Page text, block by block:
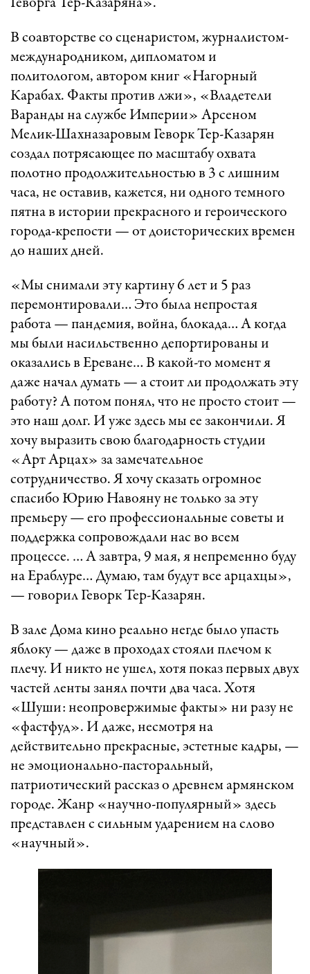
Геворга Тер-Казаряна».
В соавторстве со сценаристом, журналистом-
международником, дипломатом и
политологом, автором книг «Нагорный
Карабах. Факты против лжи», «Владетели
Варанды на службе Империи» Арсеном
Мелик-Шахназаровым Геворк Тер-Казарян
создал потрясающее по масштабу охвата
полотно продолжительностью в 3 с лишним
часа, не оставив, кажется, ни одного темного
пятна в истории прекрасного и героического
города-крепости — от доисторических времен
до наших дней.
«Мы снимали эту картину 6 лет и 5 раз
перемонтировали… Это была непростая
работа — пандемия, война, блокада… А когда
мы были насильственно депортированы и
оказались в Ереване… В какой-то момент я
даже начал думать — а стоит ли продолжать эту
работу? А потом понял, что не просто стоит —
это наш долг. И уже здесь мы ее закончили. Я
хочу выразить свою благодарность студии
«Арт Арцах» за замечательное
сотрудничество. Я хочу сказать огромное
спасибо Юрию Навояну не только за эту
премьеру — его профессиональные советы и
поддержка сопровождали нас во всем
процессе. … А завтра, 9 мая, я непременно буду
на Ераблуре… Думаю, там будут все арцахцы»,
— говорил Геворк Тер-Казарян.
В зале Дома кино реально негде было упасть
яблоку — даже в проходах стояли плечом к
плечу. И никто не ушел, хотя показ первых двух
частей ленты занял почти два часа. Хотя
«Шуши: неопровержимые факты» ни разу не
«фастфуд». И даже, несмотря на
действительно прекрасные, эстетные кадры, —
не эмоционально-пасторальный,
патриотический рассказ о древнем армянском
городе. Жанр «научно-популярный» здесь
представлен с сильным ударением на слово
«научный».